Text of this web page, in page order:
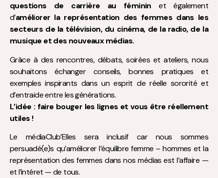
questions de carrière au féminin et également
d’améliorer la représentation des femmes dans les
secteurs de la télévision, du cinéma, de la radio, de la
musique et des nouveaux médias.
Grâce à des rencontres, débats, soirées et ateliers, nous
souhaitons échanger conseils, bonnes pratiques et
exemples inspirants dans un esprit de réelle sororité et
d’entraide entre les générations.
L’idée : faire bouger les lignes et vous être réellement
utiles !
Le médiaClub’Elles sera inclusif car nous sommes
persuadé(e)s qu’améliorer l’équilibre femme – hommes et la
représentation des femmes dans nos médias est l’affaire —
et l’intéret — de tous.